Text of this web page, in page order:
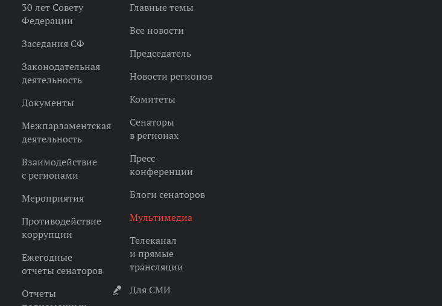
30 лет Совету
Федерации
Заседания СФ
Законодательная
деятельность
Документы
Межпарламентская
деятельность
Взаимодействие
с регионами
Мероприятия
Противодействие
коррупции
Ежегодные
отчеты сенаторов
Отчеты
Главные темы
Все новости
Председатель
Новости регионов
Комитеты
Сенаторы
в регионах
Пресс-
конференции
Блоги сенаторов
Мультимедиа
Телеканал
и прямые
трансляции
Для СМИ